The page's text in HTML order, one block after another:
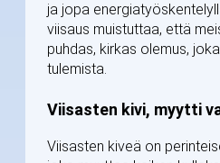
ja jopa
viisaus muistuttaa, että
puhdas, kirkas olemus,
tulemista.
Viisasten kivi, myytti
Viisasten kiveä on